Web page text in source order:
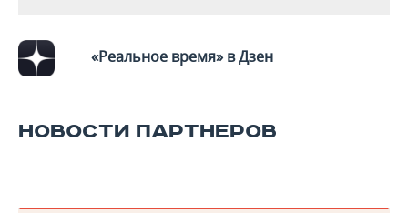
«Реальное время» в Дзен
НОВОСТИ ПАРТНЕРОВ